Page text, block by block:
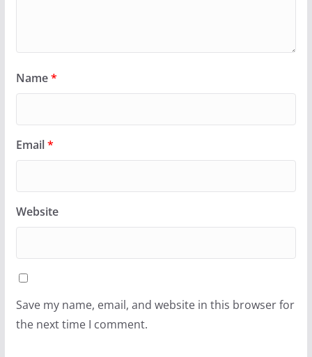
Name*
Email*
Website
Save my name, email, and website in this browser for
the next time I comment.